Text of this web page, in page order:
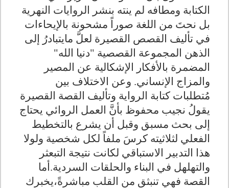
الكتابة ومطافه لم ينته بنشر الروايات النهرية
بل نحتَ من اللغة صوراً مشحونة بالإيحاءات
في تأليف القصص القصيرة لعلَّ مايتبادرُ إلى
الذهن المجموعة القصصية "دنيا الله"
المضمرة بالأفكار الإشكالية عن المصير
والمزاج الإنساني. وعن الاختلاف بين
مُتطلبات كتابة الرواية وتأليف القصة القصيرة
يقولُ نجيب محفوظ بأنَّ العمل الروائي يحتاج
إلى بحث مسبق وقبل أن يشرع بالتخطيط
الفعلي لثلاثيته كرسَ ملفاً لكل شخصية ولولا
هذا التدبير الاستباقي لكانت نتيجة التبعثر
والتهلهل في البناء والحلقات السردية.أما
القصة فهي تنبثق من القلب مباشرةً،يخبرك